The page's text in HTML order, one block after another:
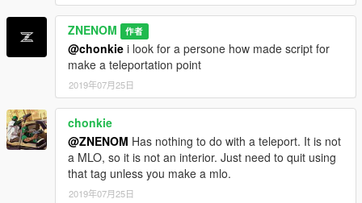
2. Drag "Server Bitcoin Factory.xml" into "GTAV / menyooStuff /
Spooner"
3. In-game open the trainer with "F8" and go to the menu
"Teleport" and "Biker Business" and load "Weed Farm" "Empty"
4. Once in the empty farm go to the menu "Object Spooner"
then "Managed Saved Files" selected "Server Bitcoin Factory"
and "Load placement"
5. VERY IMPORTANT / COMMENT / AND / LIKE /
ZNENOM 作者
@chonkie i look for a persone how made script for
make a teleportation point
2019年07月25日
chonkie
@ZNENOM Has nothing to do with a teleport. It is not
a MLO, so it is not an interior. Just need to quit using
that tag unless you make a mlo.
2019年07月25日